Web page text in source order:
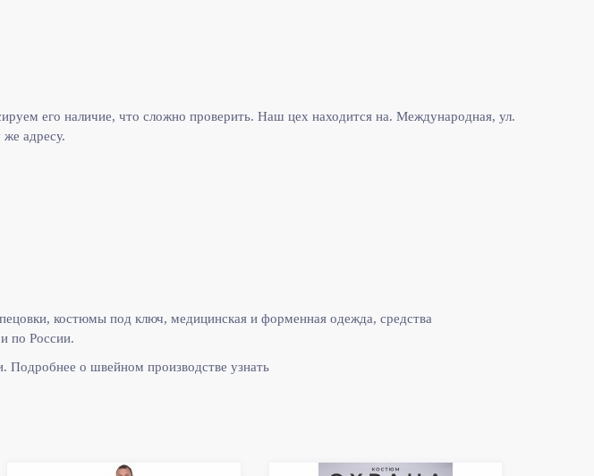
его наличие, что сложно проверить. Наш цех находится на. Международная, ул.
адресу.
костюмы под ключ, медицинская и форменная одежда, средства
по России.
Подробнее о швейном производстве узнать